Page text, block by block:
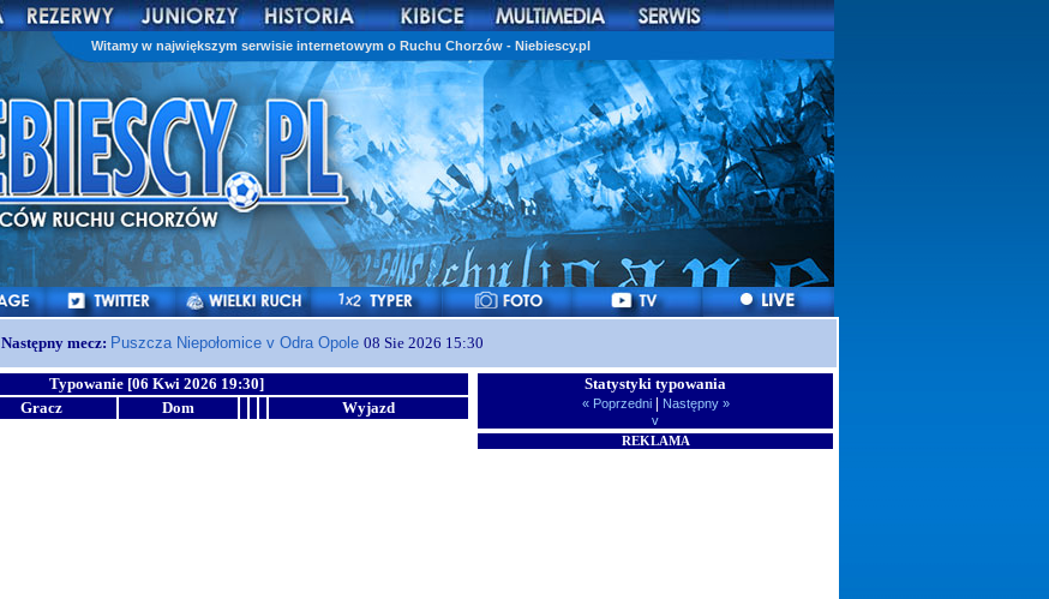
Witamy w największym serwisie internetowym o Ruchu Chorzów - Niebiescy.pl
Następny mecz: Puszcza Niepołomice v Odra Opole 08 Sie 2026 15:30
Typowanie [06 Kwi 2026 19:30]
Gracz Dom Wyjazd
Statystyki typowania
« Poprzedni | Następny »
v
REKLAMA